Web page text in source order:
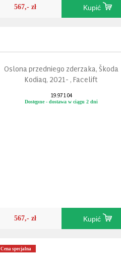
567,- zł Kupić
Oslona przedniego zderzaka, Škoda
Kodiaq, 2021- , Facelift
19.971 04
Dostępne - dostawa w ciągu 2 dni
567,- zł Kupić
Cena specjalna